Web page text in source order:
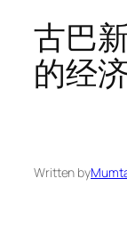
古巴
的经
Written by